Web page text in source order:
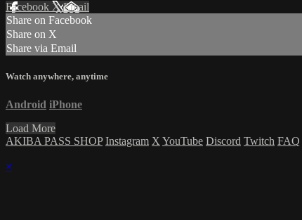
Facebook XEmail
Share on Facebook
Share on X
Share via Email
Watch anywhere, anytime
Android iPhone
Load More
AKIBA PASS SHOP Instagram X YouTube Discord Twitch FAQ
×